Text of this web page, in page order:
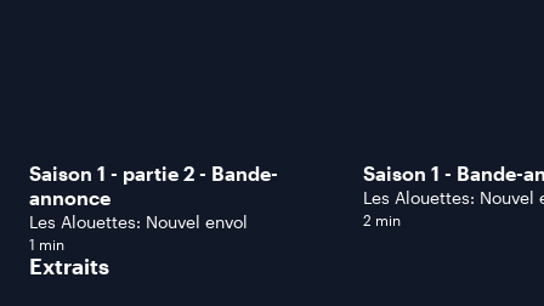
Saison 1 - partie 2 - Bande-
annonce
Les Alouettes: Nouvel envol
1 min
Saison 1 - Bande-
Les Alouettes:
2 min
Extraits